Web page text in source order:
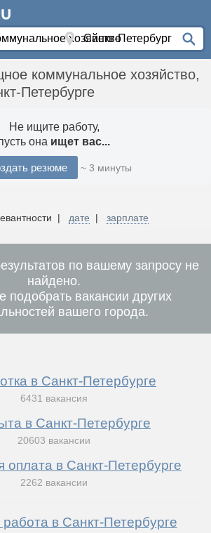
коммунальное хозяйство,
Петербурге
Не ищите работу,
она ищет вас...
резюме ~ 3 минуты
| дате | зарплате
по вашему запросу не
найдено.
подобрать вакансии других
вашего города.
в Санкт-Петербурге
6431 вакансия
в Санкт-Петербурге
20603 вакансии
оплата в Санкт-Петербурге
2262 вакансии
в Санкт-Петербурге